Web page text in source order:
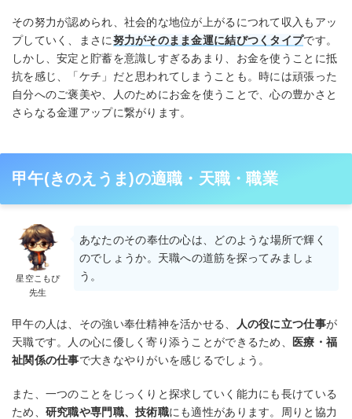
その努力が認められ、社会的な地位が上がるにつれて収入もアッ
プしていく、まさに努力がそのまま金運に結びつくタイプです。
しかし、安定と貯蓄を意識しすぎるあまり、お金を使うことに抵
抗を感じ、「ケチ」だと思われてしまうことも。時には頑張った
自分へのご褒美や、人のためにお金を使うことで、心の豊かさと
さらなる金運アップに繋がります。
甲午(きのえうま)の適職・天職・職業
星空こもぴ
先生
あなたのその奉仕の心は、どのような場所で輝く
のでしょうか。天職への道筋を探ってみましょ
う。
甲午の人は、その強い奉仕精神を活かせる、 人の役に立つ仕事が
天職です。人の心に優しく寄り添うことができるため、
医療・福
祉関係の仕事で大きなやりがいを感じるでしょう。
また、一つのことをじっくりと探求していく能力にも長けている
ため、 研究職や専門職、技術職にも適性があります。周りと協力